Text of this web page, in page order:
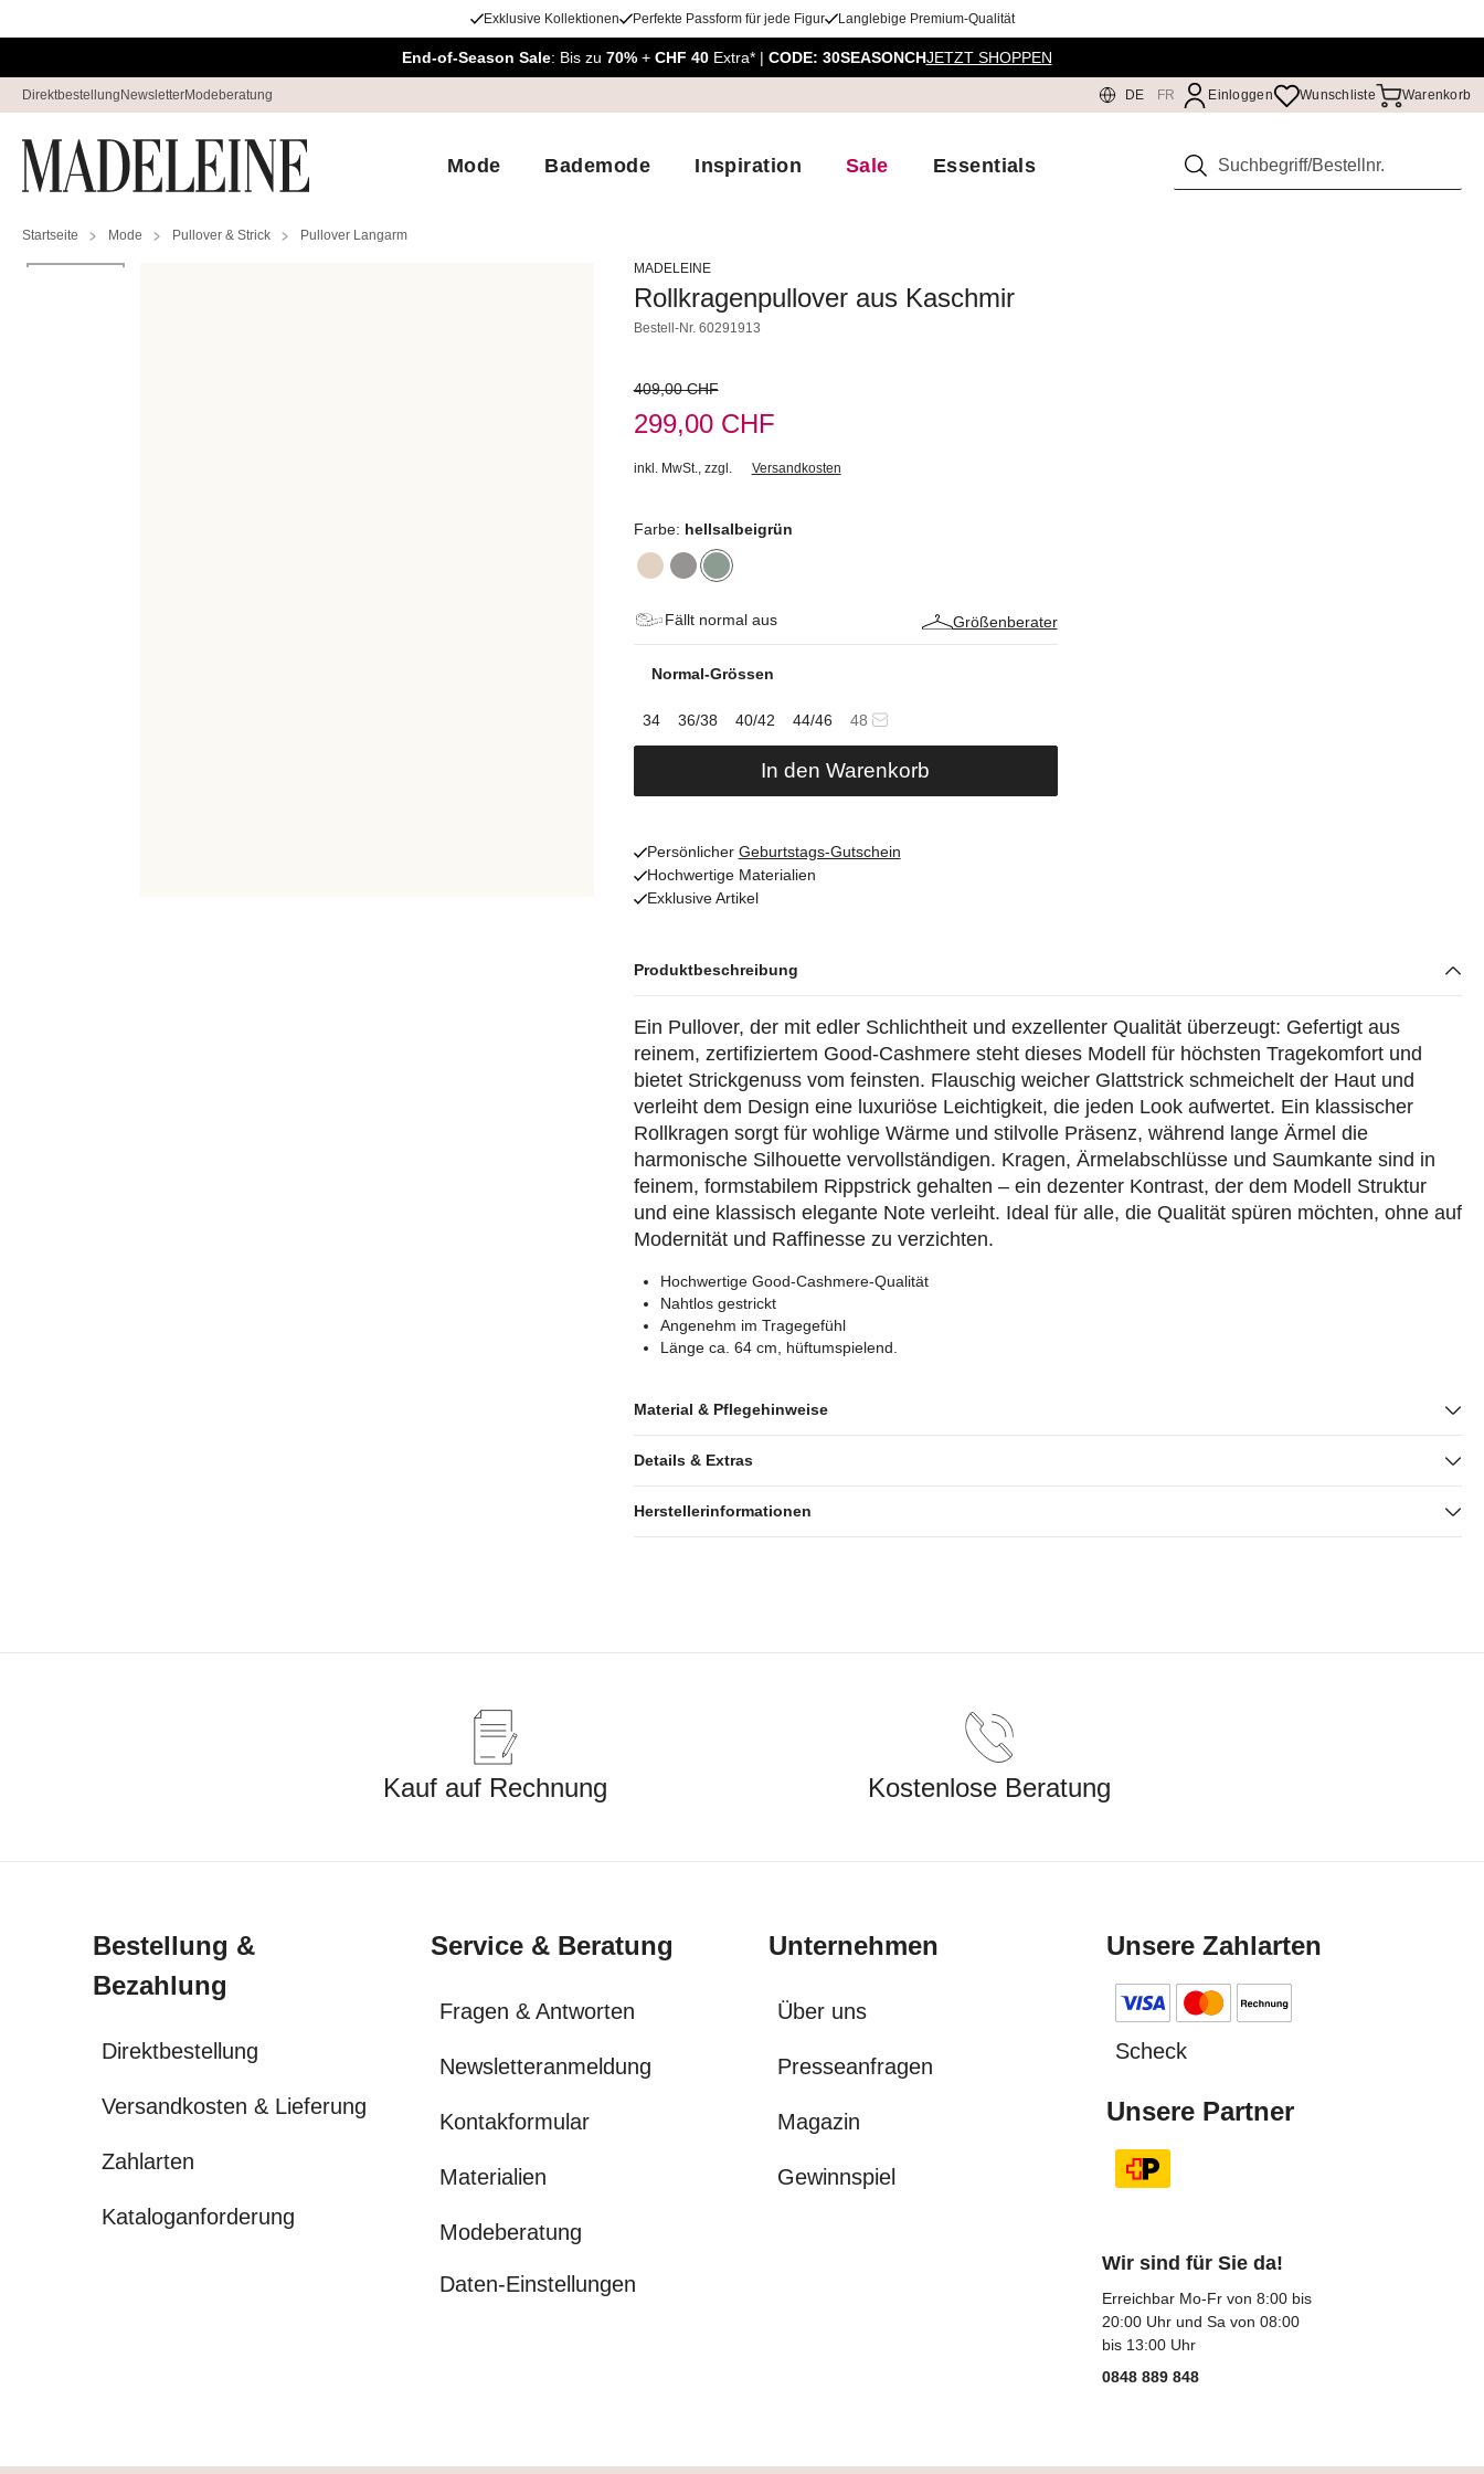
Exklusive Kollektionen Perfekte Passform für jede Figur Langlebige Premium-Qualität
End-of-Season Sale: Bis zu 70%+ CHF 40 Extra* | CODE: 30SEASONCHJETZT SHOPPEN
Direktbestellung NewsletterModeberatung DE FR Einloggen Wunschliste Warenkorb
Mode Bademode Inspiration Sale Essentials Suchen
Startseite Mode Pullover & Strick Pullover Langarm
MADELEINE
Rollkragenpullover aus Kaschmir
Bestell-Nr. 60291913
409,00 CHF
299,00 CHF
inkl. MwSt., zzgl. Versandkosten
Farbe: hellsalbeigrün
Fällt normal aus Größenberater
Normal-Grössen
34 36/38 40/42 44/46 48
In den Warenkorb
Persönlicher Geburtstags-Gutschein
Hochwertige Materialien
Exklusive Artikel
Produktbeschreibung
Ein Pullover, der mit edler Schlichtheit und exzellenter Qualität überzeugt: Gefertigt aus
reinem, zertifiziertem Good-Cashmere steht dieses Modell für höchsten Tragekomfort und
bietet Strickgenuss vom feinsten. Flauschig weicher Glattstrick schmeichelt der Haut und
verleiht dem Design eine luxuriöse Leichtigkeit, die jeden Look aufwertet. Ein klassischer
Rollkragen sorgt für wohlige Wärme und stilvolle Präsenz, während lange Ärmel die
harmonische Silhouette vervollständigen. Kragen, Ärmelabschlüsse und Saumkante sind in
feinem, formstabilem Rippstrick gehalten – ein dezenter Kontrast, der dem Modell Struktur
und eine klassisch elegante Note verleiht. Ideal für alle, die Qualität spüren möchten, ohne auf
Modernität und Raffinesse zu verzichten.
Hochwertige Good-Cashmere-Qualität
Nahtlos gestrickt
Angenehm im Tragegefühl
Länge ca. 64 cm, hüftumspielend.
Material & Pflegehinweise
Details & Extras
Herstellerinformationen
Kauf auf Rechnung Kostenlose Beratung
Bestellung &
Bezahlung
Direktbestellung
Versandkosten & Lieferung
Zahlarten
Kataloganforderung
Service & Beratung
Fragen & Antworten
Newsletteranmeldung
Kontakformular
Materialien
Modeberatung
Daten-Einstellungen
Unternehmen
Über uns
Presseanfragen
Magazin
Gewinnspiel
Unsere Zahlarten
Scheck
Unsere Partner
Wir sind für Sie da!
Erreichbar Mo-Fr von 8:00 bis
20:00 Uhr und Sa von 08:00
bis 13:00 Uhr
0848 889 848